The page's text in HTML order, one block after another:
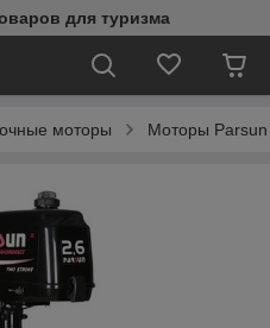
для туризма
моторы Моторы Parsun